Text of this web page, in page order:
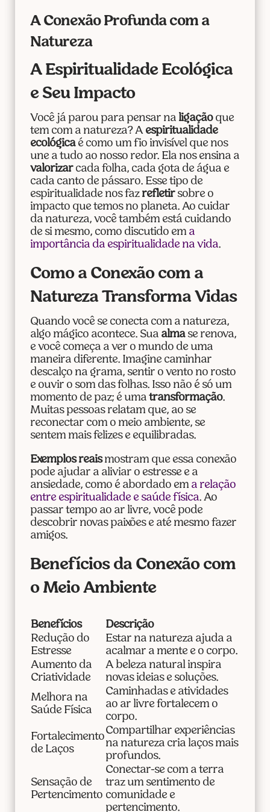
A Conexão Profunda com a
Natureza
A Espiritualidade Ecológica
e Seu Impacto
Você já parou para pensar na ligaçãoque
tem com a natureza? A espiritualidade
ecológicaé como um fio invisível que nos
une a tudo ao nosso redor. Ela nos ensina a
valorizarcada folha, cada gota de água e
cada canto de pássaro. Esse tipo de
espiritualidade nos faz refletirsobre o
impacto que temos no planeta. Ao cuidar
da natureza, você também está cuidando
de si mesmo, como discutido em a
importância da espiritualidade na vida.
Como a Conexão com a
Natureza Transforma Vidas
Quando você se conecta com a natureza,
algo mágico acontece. Sua almase renova,
e você começa a ver o mundo de uma
maneira diferente. Imagine caminhar
descalço na grama, sentir o vento no rosto
e ouvir o som das folhas. Isso não é só um
momento de paz; é uma transformação.
Muitas pessoas relatam que, ao se
reconectar com o meio ambiente, se
sentem mais felizes e equilibradas.
Exemplos reaismostram que essa conexão
pode ajudar a aliviar o estresse e a
ansiedade, como é abordado em a relação
entre espiritualidade e saúde física. Ao
passar tempo ao ar livre, você pode
descobrir novas paixões e até mesmo fazer
amigos.
Benefícios da Conexão com
o Meio Ambiente
Benefícios
Descrição
Redução do
Estresse
Estar na natureza ajuda a
acalmar a mente e o corpo.
Aumento da
Criatividade
A beleza natural inspira
novas ideias e soluções.
Melhora na
Saúde Física
Caminhadas e atividades
ao ar livre fortalecem o
corpo.
Fortalecimento
de Laços
Compartilhar experiências
na natureza cria laços mais
profundos.
Sensação de
Pertencimento
Conectar-se com a terra
traz um sentimento de
comunidade e
pertencimento.